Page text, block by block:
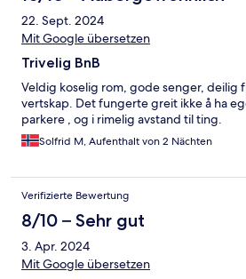
22. Sept. 2024
Mit Google übersetzen
Trivelig BnB
Veldig koselig rom, gode senger, deilig
vertskap. Det fungerte greit ikke å ha
parkere , og i rimelig avstand til ting.
Solfrid M, Aufenthalt von 2 Nächten
Verifizierte Bewertung
8/10 – Sehr gut
3. Apr. 2024
Mit Google übersetzen